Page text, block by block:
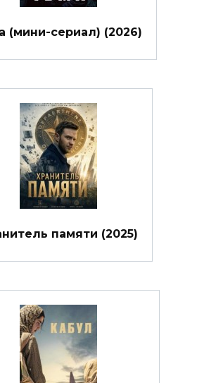
(мини-сериал) (2026)
памяти (2025)